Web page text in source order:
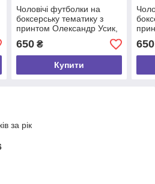
Чоловічі футболки на
боксерську тематику з
принтом Олександр Усик,
бавовняна футболка з
боксерами розмір S
650₴
Купити
650
за рік